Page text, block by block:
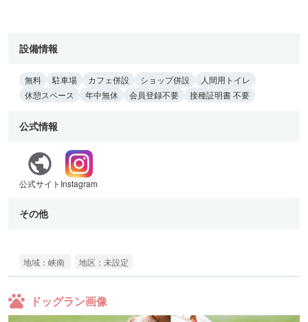
設備情報
無料 駐車場 カフェ併設 ショップ併設
人間用トイレ
休憩スペース
年中無休 会員登録不要 接種証明書 不要
公式情報
公式サイト Instagram
その他
地域：峡南 地区：未設定
ドッグラン画像